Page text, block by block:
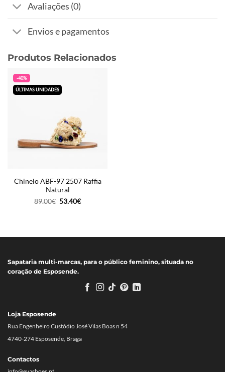
Avaliações (0)
Envios e pagamentos
Produtos Relacionados
-40%
ÚLTIMAS UNIDADES
Chinelo ABF-97 2507 Raffia
Natural
89.00€ O
53.40€O
Sapataria multi-marcas, para o público feminino, situada no
coração de Esposende.
Loja Esposende
Rua Engenheiro Custódio José Vilas Boas n 54
4740-274 Esposende, Braga
Contactos